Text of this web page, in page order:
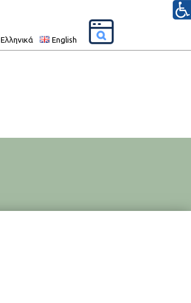
Ελληνικά English